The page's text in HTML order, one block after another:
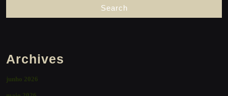
Archives
junho 2026